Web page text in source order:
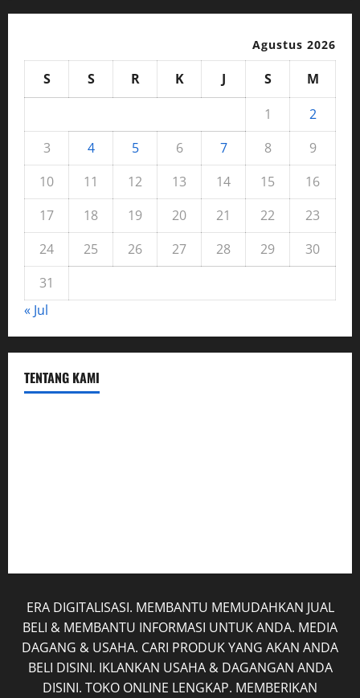
Agustus 2026
S S R K J S
M
1
2
3
4 5 6 7 8
9
10
11 12 13 14 15
16
17
18 19 20 21 22
23
24
25 26 27 28 29
30
31
« Jul
TENTANG KAMI
ERA DIGITALISASI. MEMBANTU MEMUDAHKAN JUAL
BELI & MEMBANTU INFORMASI UNTUK ANDA. MEDIA
DAGANG & USAHA. CARI PRODUK YANG AKAN ANDA
BELI DISINI. IKLANKAN USAHA & DAGANGAN ANDA
DISINI. TOKO ONLINE LENGKAP. MEMBERIKAN